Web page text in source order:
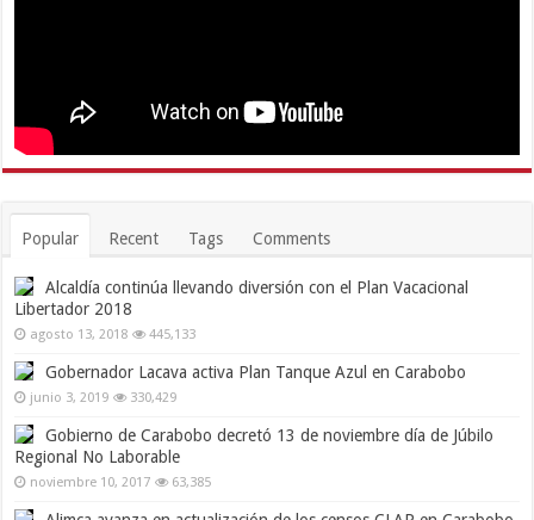
Popular Recent Tags Comments
Alcaldía continúa llevando diversión con el Plan Vacacional
Libertador 2018
agosto 13, 2018 445,133
Gobernador Lacava activa Plan Tanque Azul en Carabobo
junio 3, 2019 330,429
Gobierno de Carabobo decretó 13 de noviembre día de Júbilo
Regional No Laborable
noviembre 10, 2017 63,385